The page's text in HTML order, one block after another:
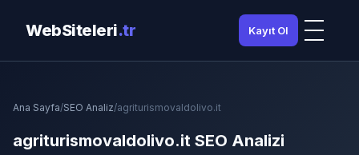
WebSiteleri.tr Kayıt Ol
Ana Sayfa/SEO Analiz/agriturismovaldolivo.it
agriturismovaldolivo.it SEO Analizi